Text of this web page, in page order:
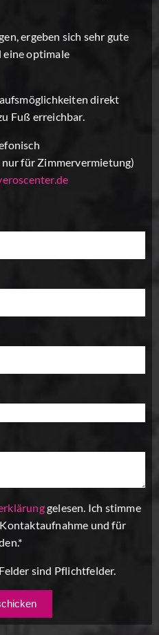
ergeben sich sehr gute
eine optimale
direkt
Fuß erreichbar.
für Zimmervermietung)
gelesen. Ich stimme
und für
sind Pflichtfelder.